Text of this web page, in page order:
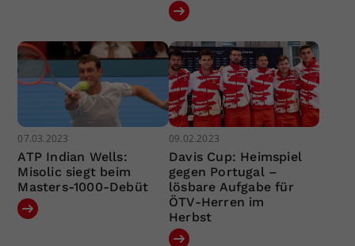
07.03.2023
ATP Indian Wells:
Misolic siegt beim
Masters-1000-Debüt
09.02.2023
Davis Cup: Heimspiel
gegen Portugal –
lösbare Aufgabe für
ÖTV-Herren im
Herbst